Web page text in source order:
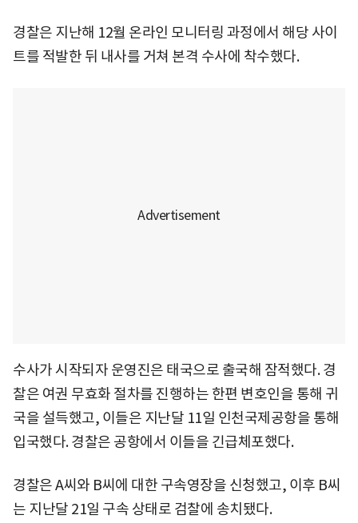
경찰은 지난해 12월 온라인 모니터링 과정에서 해당 사이
트를 적발한 뒤 내사를 거쳐 본격 수사에 착수했다.
수사가 시작되자 운영진은 태국으로 출국해 잠적했다. 경
찰은 여권 무효화 절차를 진행하는 한편 변호인을 통해 귀
국을 설득했고, 이들은 지난달 11일 인천국제공항을 통해
입국했다. 경찰은 공항에서 이들을 긴급체포했다.
경찰은 A씨와 B씨에 대한 구속영장을 신청했고, 이후 B씨
는 지난달 21일 구속 상태로 검찰에 송치됐다.